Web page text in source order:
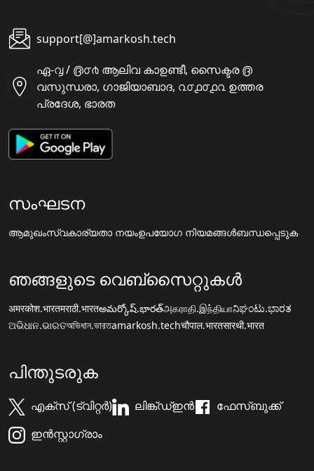
support[@]amarkosh.tech
ഏ-൮ / ൫൦൪ ആലിവ കാഉണ്ടീ, സൈക്ടര ൫
വസുന്ധരാ, ഗാജിയാബാദ, ൨൦൧൦൧൨ ഉത്തര
പ്രദേശ, ഭാരത
സംഘടന
ആമുഖംസ്വകാര്യതാ നയംഉപയോഗ നിയമങ്ങൾബന്ധപ്പെടുക
ഞങ്ങളുടെ വെബ്സൈറ്റുകൾ
अमरकोश.भारतमराठी.भारतఅమర్కోష్.భారత్அகராதி.இந்தியாನಿಘಂಟು.ಭಾರತ
ଅଭିଧାନ.ଭାରତঅভিধান.ভারতamarkosh.techचौपाल.भारतसारथी.भारत
പിന്തുടരുക
എക്സ് (ട്വിറ്റർ) ലിങ്ക്ഡ്ഇൻ
ഫേസ്ബുക്ക്
ഇൻസ്റ്റാഗ്രാം